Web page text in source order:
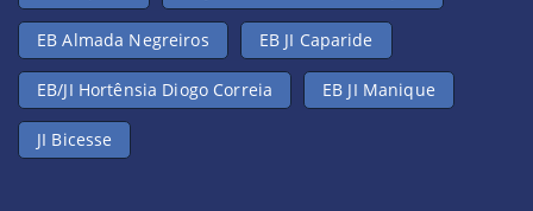
EB Almada Negreiros EB JI Caparide
EB/JI Hortênsia Diogo Correia EB JI Manique
JI Bicesse